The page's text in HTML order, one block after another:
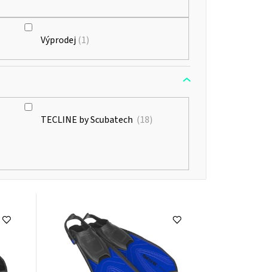
u
k
t
ů
Výprodej 1
TECLINE by Scubatech 18